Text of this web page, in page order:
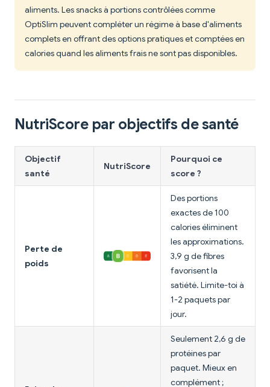
aliments. Les snacks à portions contrôlées comme
OptiSlim peuvent compléter un régime à base d'aliments
complets en offrant des options pratiques et comptées en
calories quand les aliments frais ne sont pas disponibles.
NutriScore par objectifs de santé
Objectif
santé
NutriScore
Pourquoi ce
score ?
Perte de
poids
Des portions
exactes de 100
calories éliminent
les approximations.
3,9 g de fibres
favorisent la
satiété. Limite-toi à
1-2 paquets par
jour.
Seulement 2,6 g de
protéines par
paquet. Mieux en
complément ;